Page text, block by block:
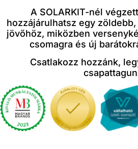
A SOLARKIT-nél
hozzájárulhatsz egy
jövőhöz, miközben
csomagra és új
Csatlakozz hozzánk,